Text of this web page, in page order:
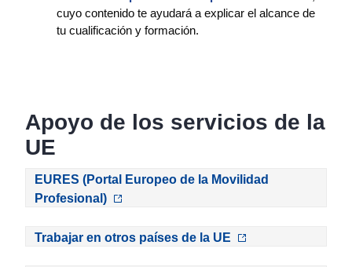
cuyo contenido te ayudará a explicar el alcance de
tu cualificación y formación.
Apoyo de los servicios de la
UE
EURES (Portal Europeo de la Movilidad
Profesional)
Trabajar en otros países de la UE